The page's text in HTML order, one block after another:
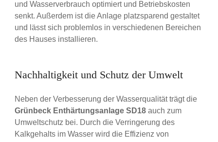
und Wasserverbrauch optimiert und Betriebskosten
senkt. Außerdem ist die Anlage platzsparend gestaltet
und lässt sich problemlos in verschiedenen Bereichen
des Hauses installieren.
Nachhaltigkeit und Schutz der Umwelt
Neben der Verbesserung der Wasserqualität trägt die
Grünbeck Enthärtungsanlage SD18 auch zum
Umweltschutz bei. Durch die Verringerung des
Kalkgehalts im Wasser wird die Effizienz von